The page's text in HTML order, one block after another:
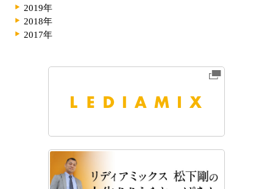
2019年
2018年
2017年